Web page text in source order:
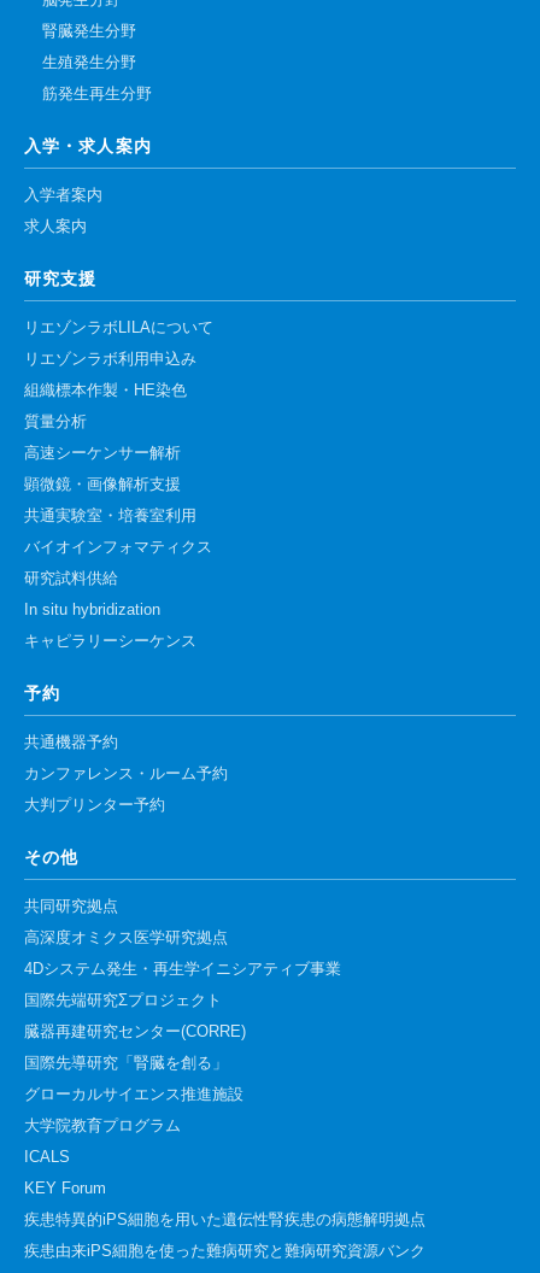
腎臓発生分野
生殖発生分野
筋発生再生分野
入学・求人案内
入学者案内
求人案内
研究支援
リエゾンラボLILAについて
リエゾンラボ利用申込み
組織標本作製・HE染色
質量分析
高速シーケンサー解析
顕微鏡・画像解析支援
共通実験室・培養室利用
バイオインフォマティクス
研究試料供給
In situ hybridization
キャピラリーシーケンス
予約
共通機器予約
カンファレンス・ルーム予約
大判プリンター予約
その他
共同研究拠点
高深度オミクス医学研究拠点
4Dシステム発生・再生学イニシアティブ事業
国際先端研究Σプロジェクト
臓器再建研究センター(CORRE)
国際先導研究「腎臓を創る」
グローカルサイエンス推進施設
大学院教育プログラム
ICALS
KEY Forum
疾患特異的iPS細胞を用いた遺伝性腎疾患の病態解明拠点
疾患由来iPS細胞を使った難病研究と難病研究資源バンク